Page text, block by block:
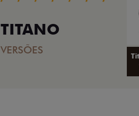
TITANO
VERSÕES